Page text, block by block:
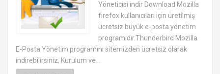
Yöneticisi indir Download Mozilla
firefox kullanıcıları için üretilmiş
ücretsiz büyük e-posta yönetim
programıdır.Thunderbird Mozilla
E-Posta Yönetim programını sitemizden ücretsiz olarak
indirebilirsiniz. Kurulum ve...